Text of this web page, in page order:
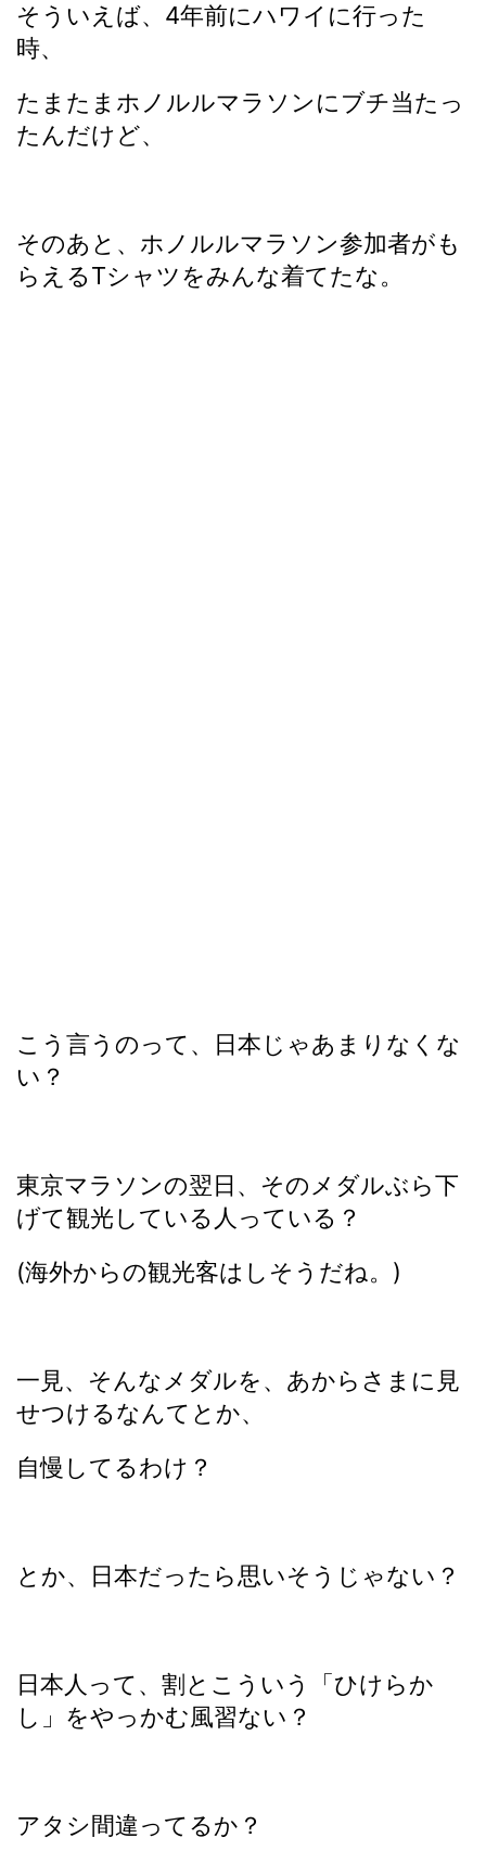
そういえば、4年前にハワイに行った
時、
たまたまホノルルマラソンにブチ当たっ
たんだけど、
そのあと、ホノルルマラソン参加者がも
らえるTシャツをみんな着てたな。
こう言うのって、日本じゃあまりなくな
い？
東京マラソンの翌日、そのメダルぶら下
げて観光している人っている？
(海外からの観光客はしそうだね。)
一見、そんなメダルを、あからさまに見
せつけるなんてとか、
自慢してるわけ？
とか、日本だったら思いそうじゃない？
日本人って、割とこういう「ひけらか
し」をやっかむ風習ない？
アタシ間違ってるか？